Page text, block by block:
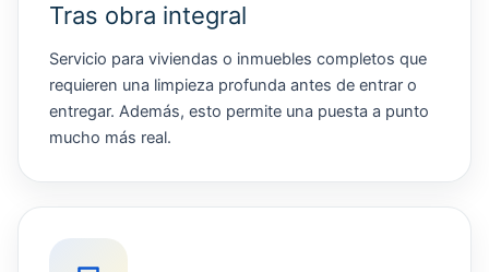
Tras obra integral
Servicio para viviendas o inmuebles completos que
requieren una limpieza profunda antes de entrar o
entregar. Además, esto permite una puesta a punto
mucho más real.